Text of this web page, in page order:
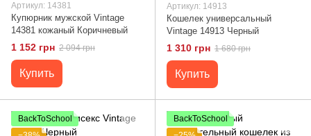
Артикул: 14381
Купюрник мужской Vintage
14381 кожаный Коричневый
1 152 грн 2 094 грн
Купить
Артикул: 14913
Кошелек универсальный
Vintage 14913 Черный
1 310 грн 1 680 грн
Купить
BackToSchool
BackToSchool